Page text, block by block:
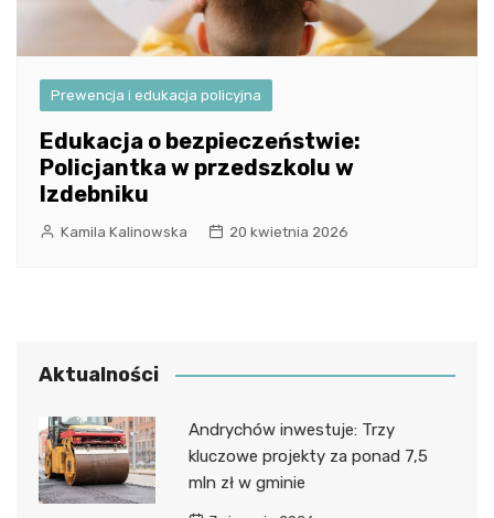
Prewencja i edukacja policyjna
Edukacja o bezpieczeństwie:
Policjantka w przedszkolu w
Izdebniku
Kamila Kalinowska 20 kwietnia 2026
Aktualności
Andrychów inwestuje: Trzy
kluczowe projekty za ponad 7,5
mln zł w gminie